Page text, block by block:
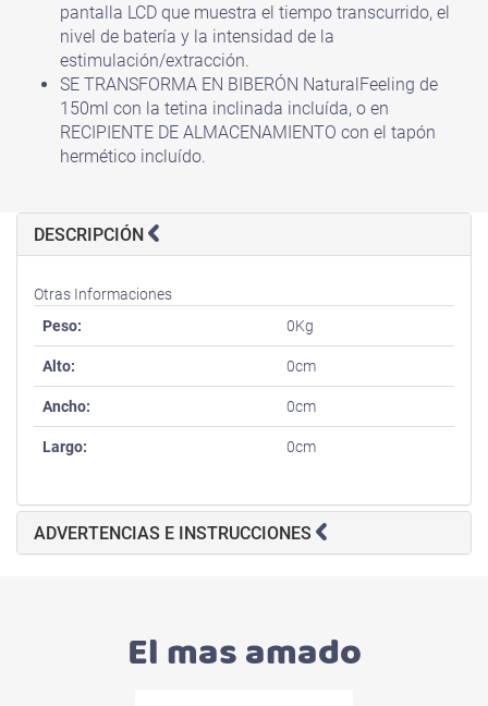
pantalla LCD que muestra el tiempo transcurrido, el
nivel de batería y la intensidad de la
estimulación/extracción.
SE TRANSFORMA EN BIBERÓN NaturalFeeling de
150ml con la tetina inclinada incluída, o en
RECIPIENTE DE ALMACENAMIENTO con el tapón
hermético incluído.
DESCRIPCIÓN
Otras Informaciones
Peso:
0Kg
Alto: 0cm
Ancho: 0cm
Largo: 0cm
ADVERTENCIAS E INSTRUCCIONES
El mas amado